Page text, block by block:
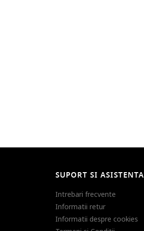
SUPORT SI ASISTENTA
Intrebari frecvente
Informatii retur
Informatii despre cookies